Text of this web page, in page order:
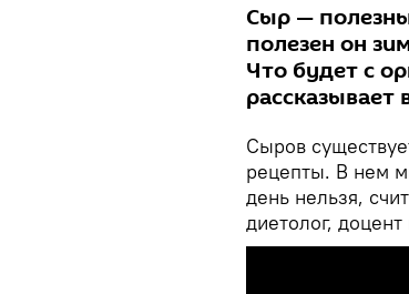
Сыр —
полезен он
Что будет с
рассказывает
Сыров
рецепты. В нем
день нельзя,
диетолог,